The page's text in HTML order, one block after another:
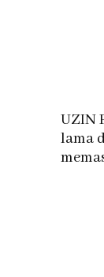
UZIN
lama